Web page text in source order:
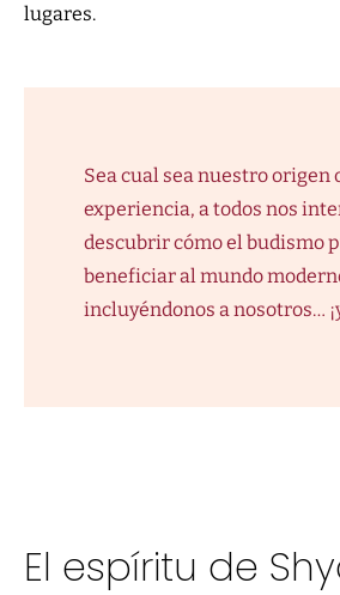
lugares.
Sea cual sea nuestro origen
experiencia, a todos nos
descubrir cómo el budismo
beneficiar al mundo
incluyéndonos a nosotros…
El espíritu de